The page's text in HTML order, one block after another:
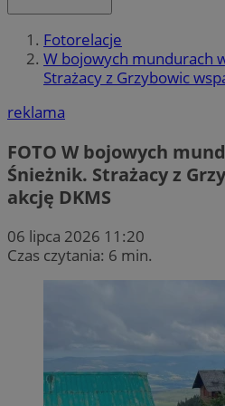
Fotorelacje
W bojowych mundurach
Strażacy z Grzybowic
reklama
FOTO W bojowych
Śnieżnik. Strażacy z
akcję DKMS
06 lipca 2026 11:20
Czas czytania: 6 min.